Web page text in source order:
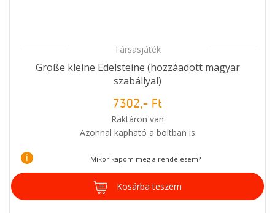
Társasjáték
Große kleine Edelsteine (hozzáadott magyar
szabállyal)
7302,- Ft
Raktáron van
Azonnal kapható a boltban is
i Mikor kapom meg a rendelésem?
Kosárba teszem